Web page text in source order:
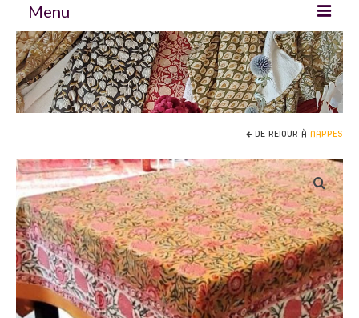
Menu
Accueil
Boutique
Etoles, foulards, paréos, carrés
Pièces uniques
Textile maison
Vêtements
DE RETOUR À NAPPES